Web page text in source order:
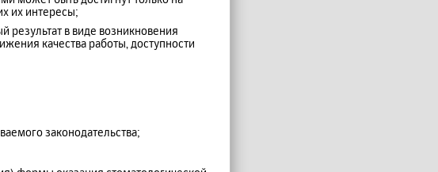
их интересы;
в виде возникновения
качества работы, доступности
законодательства;